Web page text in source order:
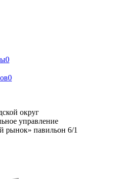
0
0
округ
управление
рынок» павильон 6/1